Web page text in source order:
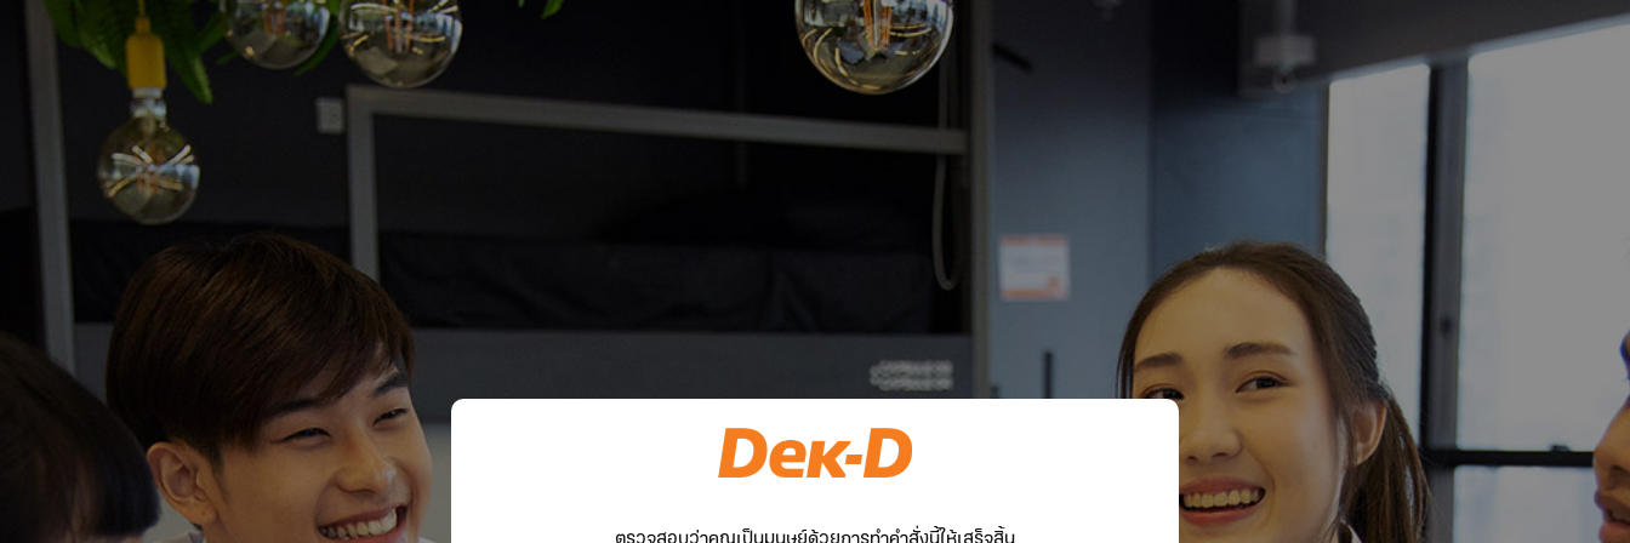
ตรวจสอบว่าคุณเป็นมนุษย์ด้วยการทำคำสั่งนี้ให้เสร็จสิ้น